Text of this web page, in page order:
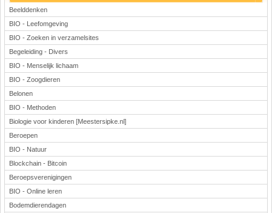
Beelddenken
BIO - Leefomgeving
BIO - Zoeken in verzamelsites
Begeleiding - Divers
BIO - Menselijk lichaam
BIO - Zoogdieren
Belonen
BIO - Methoden
Biologie voor kinderen [Meestersipke.nl]
Beroepen
BIO - Natuur
Blockchain - Bitcoin
Beroepsverenigingen
BIO - Online leren
Bodemdierendagen